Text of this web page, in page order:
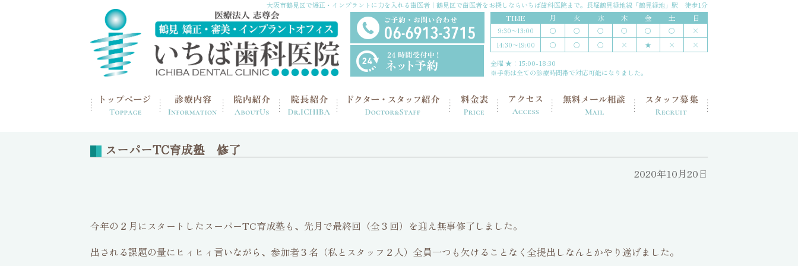
大阪市鶴見区で矯正・インプラントに力を入れる歯医者｜鶴見区で歯医者をお探しならいちば歯科医院まで。 長堀鶴見緑地線「鶴見緑地」駅 徒歩1分
TIME 月 火 水 木 金 土 日
9:30〜13:00 ○ ○ ○ 〇 ○ 〇 ×
14:30〜19:00 ○ ○ ○ × ★ ×
×
金曜 ★：15:00-18:30
※手術は全ての診療時間帯で対応可能になりました。
スーパーTC育成塾 修了
2020年10月20日
今年の２月にスタートしたスーパーTC育成塾も、先月で最終回（全３回）を迎え無事修了しました。
出される課題の量にヒィヒィ言いながら、参加者３名（私とスタッフ２人）全員一つも欠けることなく全提出しなんとかやり遂げました。